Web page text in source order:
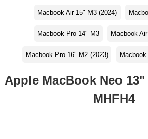
Macbook Air 15" M3 (2024)
Macbook Pro 14" M3 Macbook
Macbook Pro 16" M2 (2023)
Apple MacBook Neo 13"
MHFH4